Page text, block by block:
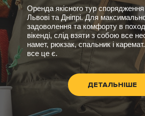
Оренда якісного тур спорядження
Львові та Дніпрі. Для
задоволення та комфорту в
вікенді, слід взяти з собою все
намет, рюкзак, спальник і
все це є.
ДЕТАЛЬНІШЕ